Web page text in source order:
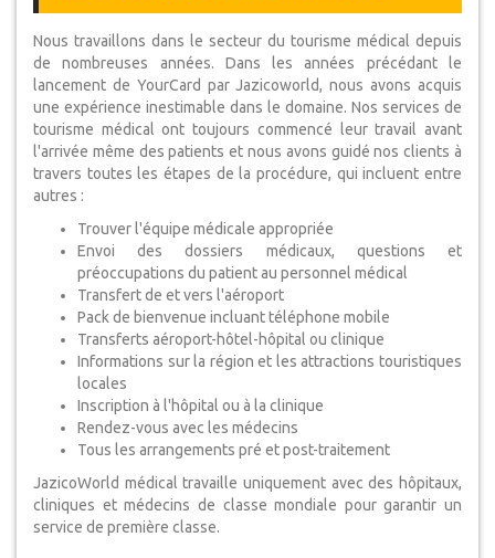
Nous travaillons dans le secteur du tourisme médical depuis
de nombreuses années. Dans les années précédant le
lancement de YourCard par Jazicoworld, nous avons acquis
une expérience inestimable dans le domaine. Nos services de
tourisme médical ont toujours commencé leur travail avant
l'arrivée même des patients et nous avons guidé nos clients à
travers toutes les étapes de la procédure, qui incluent entre
autres :
Trouver l'équipe médicale appropriée
Envoi des dossiers médicaux, questions et
préoccupations du patient au personnel médical
Transfert de et vers l'aéroport
Pack de bienvenue incluant téléphone mobile
Transferts aéroport-hôtel-hôpital ou clinique
Informations sur la région et les attractions touristiques
locales
Inscription à l'hôpital ou à la clinique
Rendez-vous avec les médecins
Tous les arrangements pré et post-traitement
JazicoWorld médical travaille uniquement avec des hôpitaux,
cliniques et médecins de classe mondiale pour garantir un
service de première classe.